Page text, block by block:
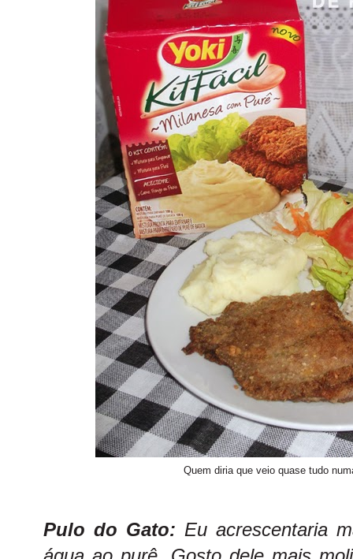
Quem diria que veio quase tudo
Pulo do Gato: Eu acrescentaria